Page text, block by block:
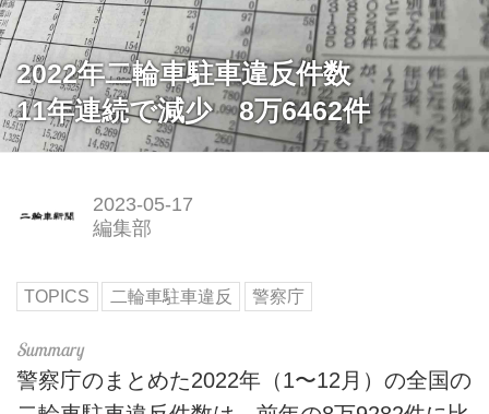
2022年二輪車駐車違反件数
11年連続で減少 8万6462件
2023-05-17
編集部
TOPICS 二輪車駐車違反 警察庁
警察庁のまとめた2022年（1〜12月）の全国の